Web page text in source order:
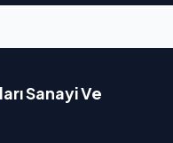
Sanayi Ve